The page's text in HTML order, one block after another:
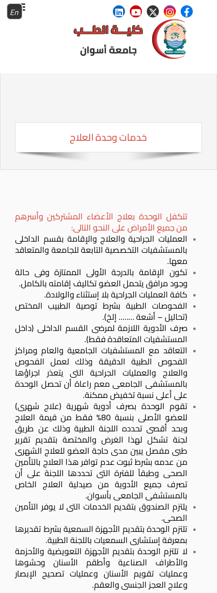
En
خدمات وحدة العلاج
تتكفل الوحدة بعلاج الأعضاء المشتركين وأسرهم
من جميع الأمراض على النحو التالى:
العمليات الجراحية والعلاج والإقامة بقسم الداخلى
بالمستشفيات التخصصية التابعة للجامعة والمتعاقد
معها.
تكون الإقامة بالدرجة الأولى الممتازة وفى حالة
وجود مرافق يتحمل العضو تكاليف إقامته بالكامل.
كافة العمليات الجراحية بلا إستثناء والولادة.
الفحوصات الطبية بشرط توصية الطبيب المختص
(تحاليل – أشعة …….. إلخ).
صرف الأدوية اللازمة لمرضى القسم الداخلى (داخل
المستشفيات المتعاقدة فقط).
التعاقد مع المستشفيات الجامعية والعام ومراكز
الفحوص الطبية الدقيقة وذلك لعمل الفحوص
والعلاج والعمليات الجراحية التى يتعذر اجراؤها
بالمستشفى الجامعى معم راعاة أن تحصل الوحدة
على أعلى نسبة تخفيض ممكنة.
تقوم الوحدة بصرف أدوية شهرية (علاج شهرى)
للعضو الأصلى بنسبة 80% فقط من قيمة العلاج
وبحد أقصى تحدده اللجنة الطبية وذلك عن طريق
لجنة تشكل لهذا الغرض والمختصة بتقديم تقرير
طبى مفصل يبين مدى حاجة العضو للعلاج الشهرى
من عدمه بشرط ثبوت عدم توافر هذا العلاج بالتأمين
الصحى وطبقاً للفترة التى تحددها اللجنة على أن
تصرف جميع الأدوية من صيدلية العلاج الخاص
بالمستشفى الجامعى بأسوان.
يلتزم الصندوق بتقديم الخدمات التى لا يوفر التأمين
الصحى.
تلتزم الوحدة بتقديم الأجهزة السمعية بشرط تقديرها
بمعرفة إستشارى السمعيات باللجنة الطبية.
لا تلتزم الوحدة بتقديم الأجهزة التعويضية والأحزمة
والأطراف الصناعية وأطقم الأسنان وحشوها
وعمليات تقويم الأسنان وعمليات تصحيح الإبصار
وعلاج العجز الجنسى والعقم.